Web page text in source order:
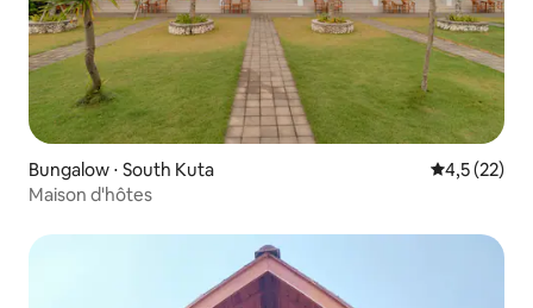
Bungalow ⋅ South Kuta Évaluation
4,5 (22)
Maison d'hôtes